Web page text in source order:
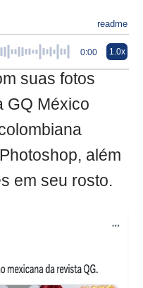
readme
0:00 1.0x
suas fotos
GQ México
além
em seu rosto.